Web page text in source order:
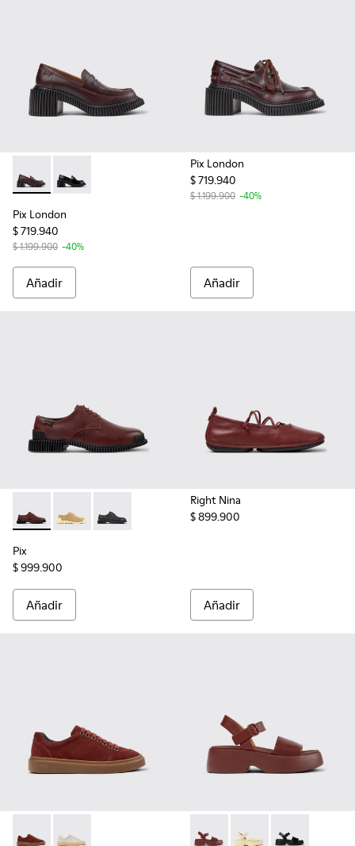
Pix London - K201811-005 - Mocasines de piel burdeos para
Pix London - K201811-001
Pix London
$ 719.940
$ 1.199.900 -40%
Añadir
Pix London
$ 719.940
$ 1.199.900 -40%
Añadir
Pix - K201851-010 - Zapatos de piel burdeos para mujer.
Pix - K201851-007
Pix - K201851-001
Pix
$ 999.900
Añadir
Right Nina
$ 899.900
Añadir
Runner Twentyfive - K201907-005 - Zapatillas de piel de
Runner Twentyfive - K201907-003Tasha - K201659-012 -
Tasha - K201659-013
Tasha -